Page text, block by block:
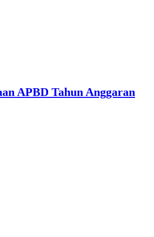
APBD Tahun Anggaran